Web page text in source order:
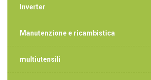
Inverter
Manutenzione e ricambistica
multiutensili